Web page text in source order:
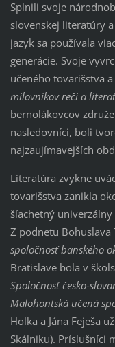
Splnili svoje
slovenskej literatúry
jazyk sa používala
generácie. Svoje
učeného tovarišstva
milovníkov reči a
bernolákovcov
nasledovníci, boli
najzaujímavejších
Literatúra zvykne
tovarišstva zanikla
šľachetný
Z podnetu
spoločnosť banského
Bratislave bola v
Spoločnosť česko-
Malohontská učená
Holka a Jána Feješa
Skálniku). Príslušníci